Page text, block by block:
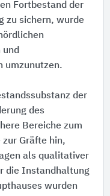
Fortbestand der
zu sichern, wurde
umzunutzen.
der
des
Bereiche zum
Gräfte hin,
als qualitativer
die Instandhaltung
wurden